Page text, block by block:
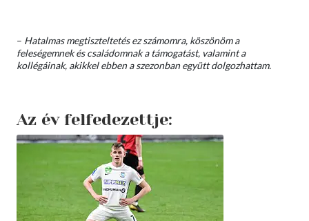
– Hatalmas megtiszteltetés ez számomra, köszönöm a
feleségemnek és családomnak a támogatást, valamint a
kollégáinak, akikkel ebben a szezonban együtt dolgozhattam.
Az év felfedezettje: